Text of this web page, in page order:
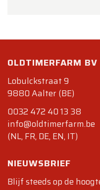
OLDTIMERFARM BV
Lobulckstraat 9
9880 Aalter (BE)
0032 472 40 13 38
info@oldtimerfarm.be
(NL, FR, DE, EN, IT)
NIEUWSBRIEF
Blijf steeds op de